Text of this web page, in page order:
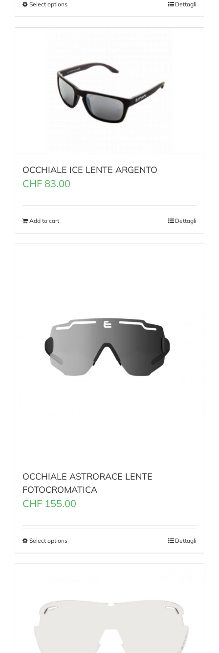
Select options Dettagli
OCCHIALE ICE LENTE ARGENTO
CHF 83.00
Add to cart Dettagli
OCCHIALE ASTRORACE LENTE
FOTOCROMATICA
CHF 155.00
Select options Dettagli